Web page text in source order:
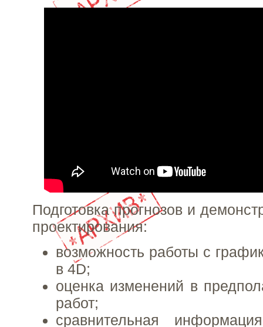
Подготовка прогнозов и
проектирования:
возможность работы с
в 4D;
оценка изменений в
работ;
сравнительная